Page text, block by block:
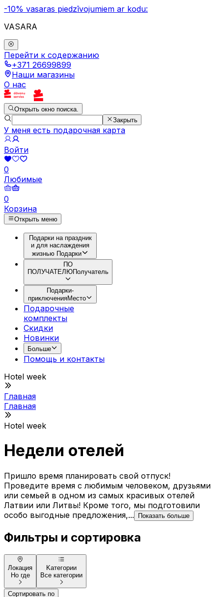
-10% vasaras piedzīvojumiem ar kodu:
VASARA
Перейти к содержанию
+371 26699899
Наши магазины
О нас
Открыть окно поиска.
Закрыть
У меня есть подарочная карта
Войти
0
Любимые
0
Корзина
Открыть меню
Подарки на праздник
и для наслаждения
жизнью Подарки
ПО
ПОЛУЧАТЕЛЮПолучатель
Подарки-
приключенияМесто
Подарочные
комплекты
Скидки
Новинки
Больше
Помощь и контакты
Hotel week
Главная
Главная
Hotel week
Недели отелей
Пришло время планировать свой отпуск!
Проведите время с любимым человеком, друзьями
или семьей в одном из самых красивых отелей
Латвии или Литвы! Кроме того, мы подготовили
особо выгодные предложения,...
Показать больше
Фильтры и сортировка
Локация
Но где
Kатегории
Все категории
Сортировать по